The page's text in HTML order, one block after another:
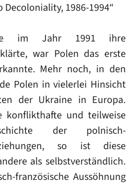
1986-1994“
im Jahr 1991 ihre
war Polen das erste
Mehr noch, in den
Polen in vielerlei Hinsicht
der Ukraine in Europa.
konflikthafte und teilweise
der polnisch-
so ist diese
als selbstverständlich.
französische Aussöhnung